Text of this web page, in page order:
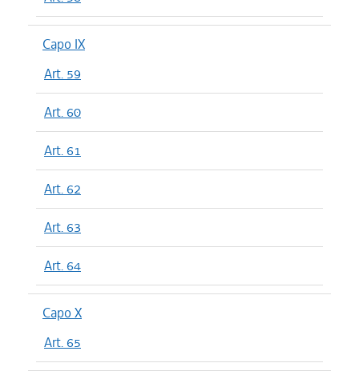
Capo IX
Art. 59
Art. 60
Art. 61
Art. 62
Art. 63
Art. 64
Capo X
Art. 65